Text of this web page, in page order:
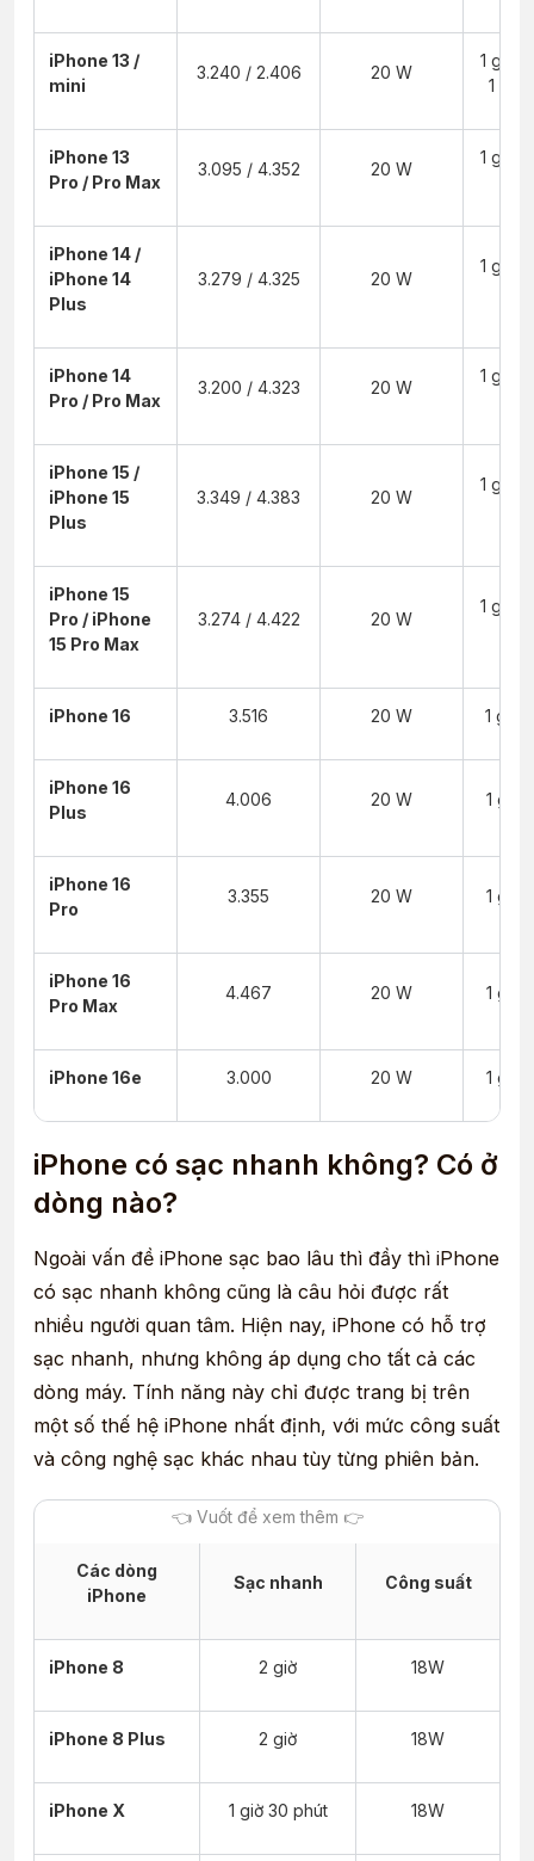
iPhone 13 /
mini
3.240 / 2.406 20 W
1 giờ
1 giờ
iPhone 13
Pro / Pro Max
3.095 / 4.352 20 W
1 giờ
iPhone 14 /
iPhone 14
Plus
3.279 / 4.325 20 W
1 giờ
iPhone 14
Pro / Pro Max
3.200 / 4.323 20 W
1 giờ
iPhone 15 /
iPhone 15
Plus
3.349 / 4.383 20 W
1 giờ
iPhone 15
Pro / iPhone
15 Pro Max
3.274 / 4.422 20 W
1 giờ
iPhone 16 3.516 20 W 1 giờ
iPhone 16
Plus
4.006 20 W 1 giờ
iPhone 16
Pro
3.355 20 W 1 giờ
iPhone 16
Pro Max
4.467 20 W 1 giờ
iPhone 16e 3.000 20 W 1 giờ
iPhone có sạc nhanh không? Có ở
dòng nào?
Ngoài vấn đề iPhone sạc bao lâu thì đầy thì iPhone
có sạc nhanh không cũng là câu hỏi được rất
nhiều người quan tâm. Hiện nay, iPhone có hỗ trợ
sạc nhanh, nhưng không áp dụng cho tất cả các
dòng máy. Tính năng này chỉ được trang bị trên
một số thế hệ iPhone nhất định, với mức công suất
và công nghệ sạc khác nhau tùy từng phiên bản.
Các dòng
iPhone
Sạc nhanh Công suất
iPhone 8 2 giờ 18W
iPhone 8 Plus 2 giờ 18W
iPhone X 1 giờ 30 phút 18W